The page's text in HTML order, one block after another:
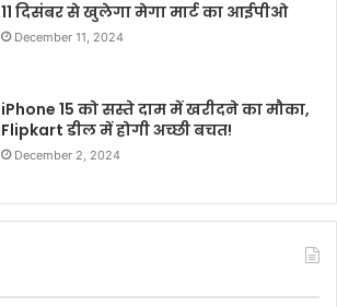
11 दिसंबर से खुलेगा मेगा मार्ट का आईपीओ
December 11, 2024
iPhone 15 को सस्ते दाम में खरीदने का मौका,
Flipkart डील में होगी अच्छी बचत!
December 2, 2024